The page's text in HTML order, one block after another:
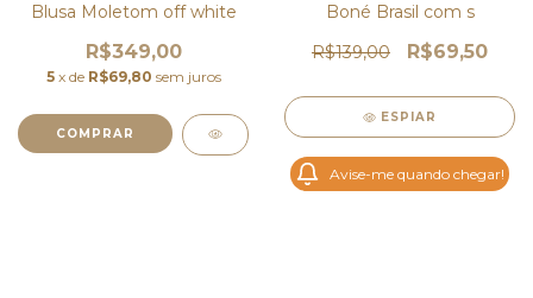
Blusa Moletom off white
R$349,00
5 x de R$69,80 sem juros
COMPRAR
Boné Brasil com s
R$139,00
R$69,50
ESPIAR
Avise-me quando chegar!